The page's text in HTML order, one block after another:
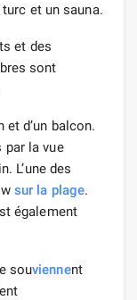
et un sauna.
et des
sont
d’un balcon.
par la vue
L’une des
sur la plage.
également
souviennent